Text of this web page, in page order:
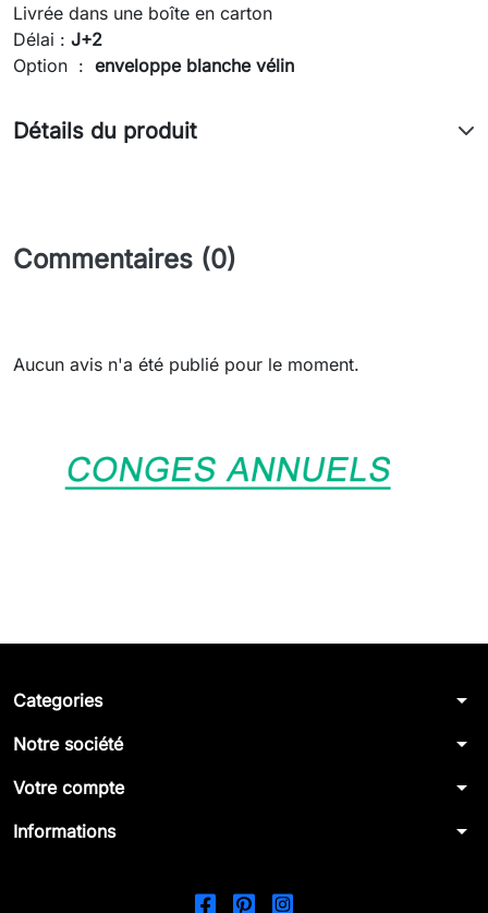
Livrée dans une boîte en carton
Délai : J+2
Option : enveloppe blanche vélin
Détails du produit
Commentaires (0)
Aucun avis n'a été publié pour le moment.
Categories arrow_drop_down
Notre société arrow_drop_down
Votre compte arrow_drop_down
Informations arrow_drop_down